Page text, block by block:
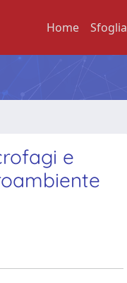
Home Sfoglia
e